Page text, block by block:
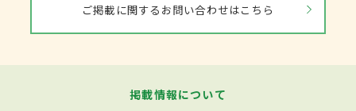
ご掲載に関するお問い合わせはこちら
掲載情報について